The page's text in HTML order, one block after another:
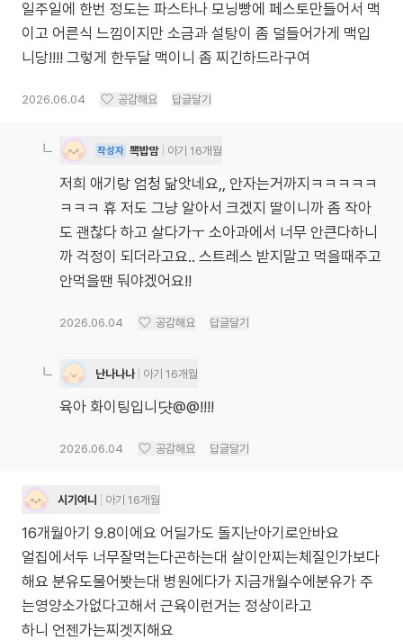
일주일에 한번 정도는 파스타나 모닝빵에 페스토만들어서 맥
이고 어른식 느낌이지만 소금과 설탕이 좀 덜들어가게 맥입
니당!!!! 그렇게 한두달 맥이니 좀 찌긴하드라구여
2026.06.04 공감해요 답글달기
작성자 뽁밥맘 아기 16개월
저희 애기랑 엄청 닮앗네요,, 안자는거까지ㅋㅋㅋㅋㅋ
ㅋㅋㅋ 휴 저도 그냥 알아서 크겠지 딸이니까 좀 작아
도 괜찮다 하고 살다가ㅜ 소아과에서 너무 안큰다하니
까 걱정이 되더라고요.. 스트레스 받지말고 먹을때주고
안먹을땐 둬야겠어요!!
2026.06.04 공감해요 답글달기
난나나나 아기 16개월
육아 화이팅입니댯@@!!!!
2026.06.04 공감해요 답글달기
시기여니 아기 16개월
16개월아기 9.8이에요 어딜가도 돌지난아기로안바요
얼집에서두 너무잘먹는다곤하는대 살이안찌는체질인가보다
해요 분유도물어봣는대 병원에다가 지금개월수에분유가 주
는영양소가없다고해서 근육이런거는 정상이라고
하니 언젠가는찌겟지해요